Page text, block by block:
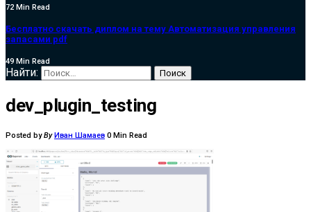
72 Min Read
Бесплатно скачать диплом на тему Автоматизация управления
запасами pdf
49 Min Read
Найти:
dev_plugin_testing
Posted by ByИван Шамаев 0 Min Read